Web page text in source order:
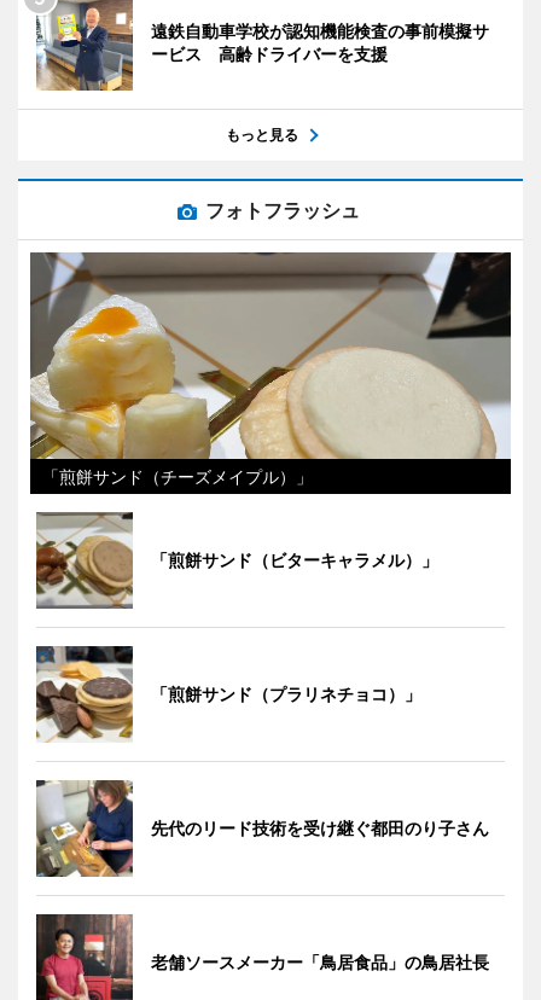
遠鉄自動車学校が認知機能検査の事前模擬サ
ービス 高齢ドライバーを支援
もっと見る
フォトフラッシュ
「煎餅サンド（チーズメイプル）」
「煎餅サンド（ビターキャラメル）」
「煎餅サンド（プラリネチョコ）」
先代のリード技術を受け継ぐ都田のり子さん
老舗ソースメーカー「鳥居食品」の鳥居社長